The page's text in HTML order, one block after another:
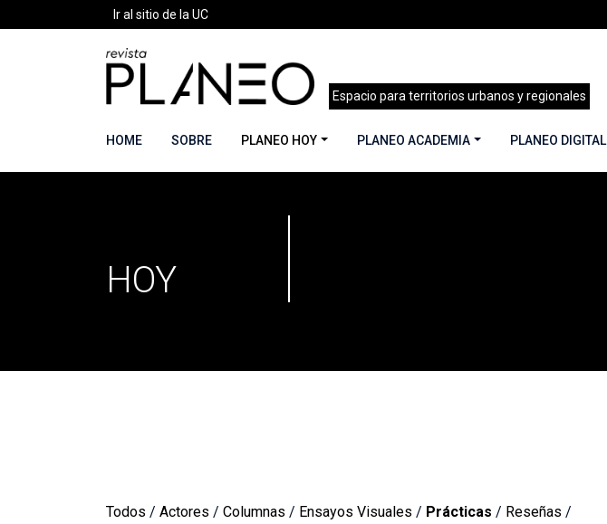
Ir al sitio de la UC
Espacio para territorios urbanos y regionales
HOME SOBRE PLANEO HOY PLANEO ACADEMIA PLANEO DIGITAL
HOY
Todos / Actores / Columnas / Ensayos Visuales / Prácticas / Reseñas /